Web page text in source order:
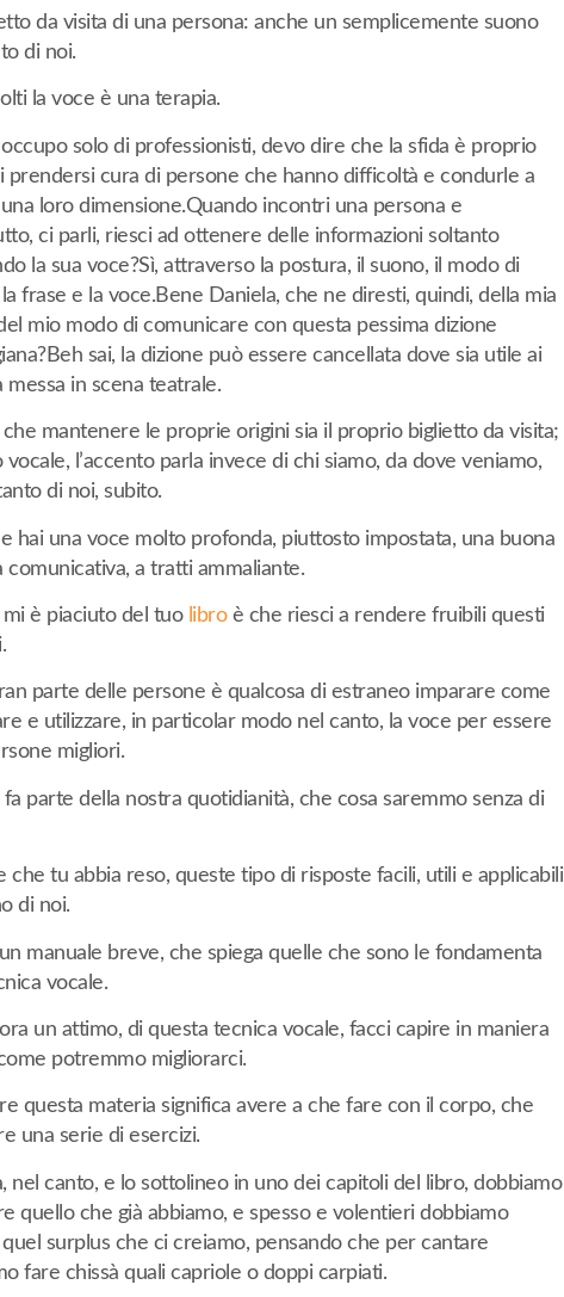
da visita di una persona: anche un semplicemente suono
di noi.
la voce è una terapia.
solo di professionisti, devo dire che la sfida è proprio
prendersi cura di persone che hanno difficoltà e condurle a
loro dimensione.Quando incontri una persona e
ci parli, riesci ad ottenere delle informazioni soltanto
la sua voce?Sì, attraverso la postura, il suono, il modo di
frase e la voce.Bene Daniela, che ne diresti, quindi, della mia
mio modo di comunicare con questa pessima dizione
sai, la dizione può essere cancellata dove sia utile ai
messa in scena teatrale.
mantenere le proprie origini sia il proprio biglietto da visita;
l’accento parla invece di chi siamo, da dove veniamo,
di noi, subito.
hai una voce molto profonda, piuttosto impostata, una buona
comunicativa, a tratti ammaliante.
è piaciuto del tuo libroè che riesci a rendere fruibili questi
parte delle persone è qualcosa di estraneo imparare come
e utilizzare, in particolar modo nel canto, la voce per essere
migliori.
fa parte della nostra quotidianità, che cosa saremmo senza di
che tu abbia reso, queste tipo di risposte facili, utili e applicabili
di noi.
manuale breve, che spiega quelle che sono le fondamenta
vocale.
un attimo, di questa tecnica vocale, facci capire in maniera
potremmo migliorarci.
questa materia significa avere a che fare con il corpo, che
una serie di esercizi.
nel canto, e lo sottolineo in uno dei capitoli del libro, dobbiamo
quello che già abbiamo, e spesso e volentieri dobbiamo
surplus che ci creiamo, pensando che per cantare
fare chissà quali capriole o doppi carpiati.